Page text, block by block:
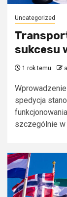
Uncategorized
sukcesu
1 rok temu
spedycja
szczególnie w